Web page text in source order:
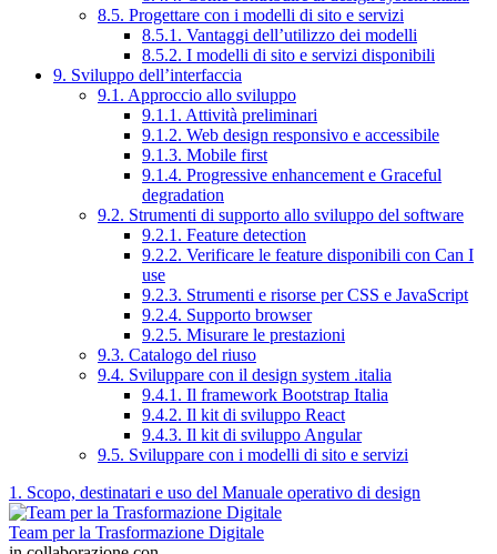
8.5. Progettare con i modelli di sito e servizi
8.5.1. Vantaggi dell’utilizzo dei modelli
8.5.2. I modelli di sito e servizi disponibili
9. Sviluppo dell’interfaccia
9.1. Approccio allo sviluppo
9.1.1. Attività preliminari
9.1.2. Web design responsivo e accessibile
9.1.3. Mobile first
9.1.4. Progressive enhancement e Graceful
degradation
9.2. Strumenti di supporto allo sviluppo del software
9.2.1. Feature detection
9.2.2. Verificare le feature disponibili con Can I
use
9.2.3. Strumenti e risorse per CSS e JavaScript
9.2.4. Supporto browser
9.2.5. Misurare le prestazioni
9.3. Catalogo del riuso
9.4. Sviluppare con il design system .italia
9.4.1. Il framework Bootstrap Italia
9.4.2. Il kit di sviluppo React
9.4.3. Il kit di sviluppo Angular
9.5. Sviluppare con i modelli di sito e servizi
1. Scopo, destinatari e uso del Manuale operativo di design
Team per la Trasformazione Digitale